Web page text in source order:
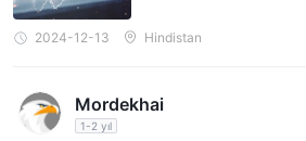
2024-12-13 Hindistan
Mordekhai
1-2 yıl